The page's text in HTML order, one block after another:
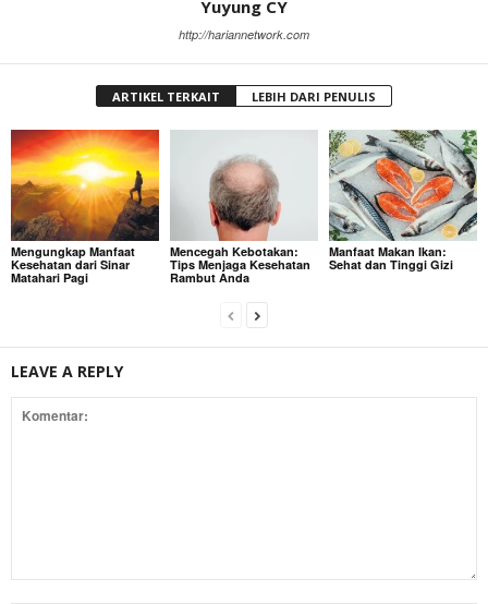
Yuyung CY
http://hariannetwork.com
ARTIKEL TERKAIT LEBIH DARI PENULIS
Mengungkap Manfaat
Kesehatan dari Sinar
Matahari Pagi
Mencegah Kebotakan:
Tips Menjaga Kesehatan
Rambut Anda
Manfaat Makan Ikan:
Sehat dan Tinggi Gizi
LEAVE A REPLY